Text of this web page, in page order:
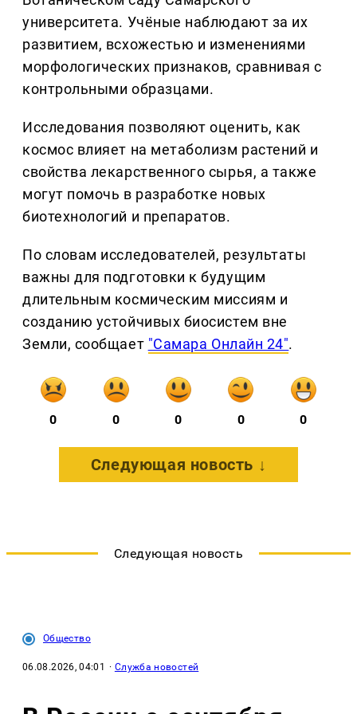
университета. Учёные наблюдают за их
развитием, всхожестью и изменениями
морфологических признаков, сравнивая с
контрольными образцами.
Исследования позволяют оценить, как
космос влияет на метаболизм растений и
свойства лекарственного сырья, а также
могут помочь в разработке новых
биотехнологий и препаратов.
По словам исследователей, результаты
важны для подготовки к будущим
длительным космическим миссиям и
созданию устойчивых биосистем вне
Земли, сообщает "Самара Онлайн 24".
0 0 0 0 0
Следующая новость ↓
Следующая новость
Общество
06.08.2026, 04:01 · Служба новостей